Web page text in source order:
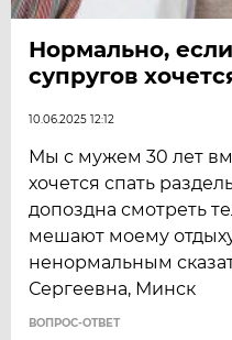
Нормально,
супругов
10.06.2025 12:12
Мы с мужем 30 лет
хочется спать
допоздна смотреть
мешают моему
ненормальным
Сергеевна, Минск
ВОПРОС-ОТВЕТ